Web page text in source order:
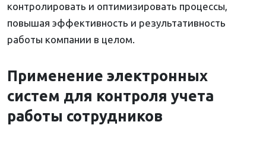
контролировать и оптимизировать процессы,
повышая эффективность и результативность
работы компании в целом.
Применение электронных
систем для контроля учета
работы сотрудников